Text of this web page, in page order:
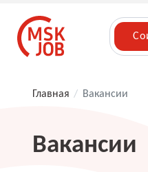
Главная / Вакансии
Вакансии